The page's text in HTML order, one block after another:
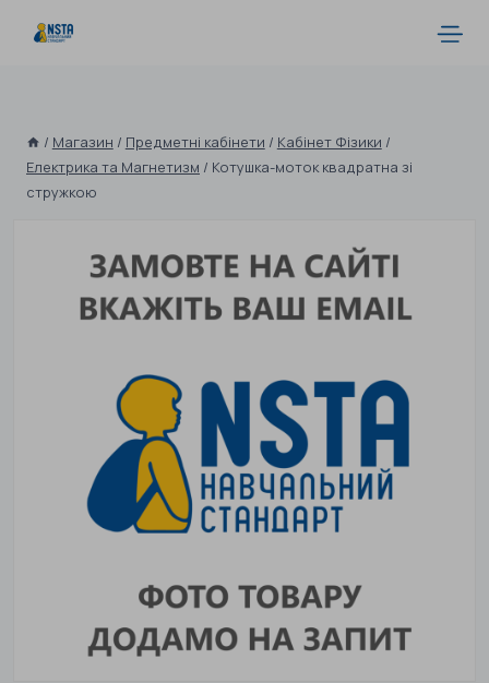
/ Магазин / Предметні кабінети / Кабінет Фізики /
Електрика та Магнетизм / Котушка-моток квадратна зі
стружкою